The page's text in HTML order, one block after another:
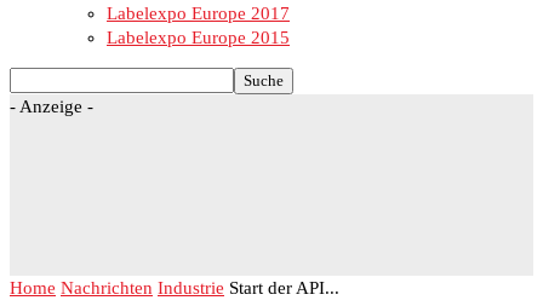
Labelexpo Europe 2017
Labelexpo Europe 2015
- Anzeige -
Home Nachrichten Industrie Start der API...